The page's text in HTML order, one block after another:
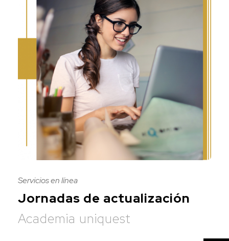
Servicios en línea
Jornadas de actualización
Academia uniquest